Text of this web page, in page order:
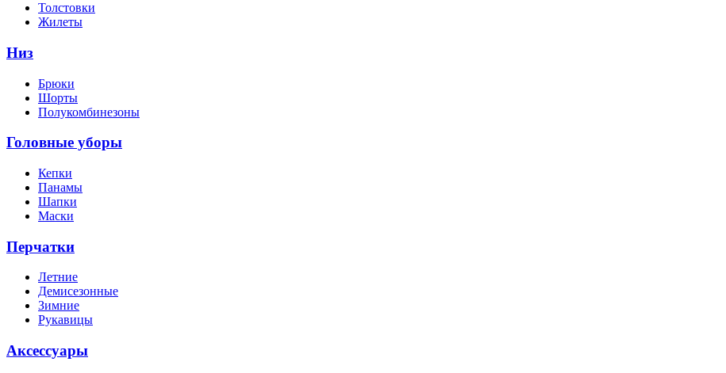
Толстовки
Жилеты
Низ
Брюки
Шорты
Полукомбинезоны
Головные уборы
Кепки
Панамы
Шапки
Маски
Перчатки
Летние
Демисезонные
Зимние
Рукавицы
Аксессуары